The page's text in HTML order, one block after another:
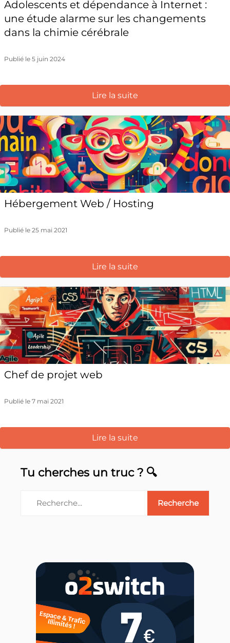
Adolescents et dépendance à Internet :
une étude alarme sur les changements
dans la chimie cérébrale
Publié le 5 juin 2024
Lire la suite
Hébergement Web / Hosting
Publié le 25 mai 2021
Lire la suite
Chef de projet web
Publié le 7 mai 2021
Lire la suite
Tu cherches un truc ? 🔍